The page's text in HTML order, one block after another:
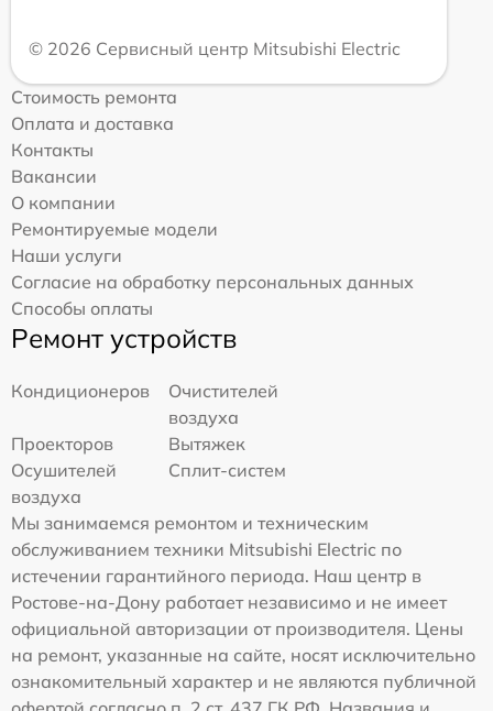
© 2026 Сервисный центр Mitsubishi Electric
Стоимость ремонта
Оплата и доставка
Контакты
Вакансии
О компании
Ремонтируемые модели
Наши услуги
Согласие на обработку персональных данных
Способы оплаты
Ремонт устройств
Кондиционеров
Очистителей
воздуха
Проекторов
Вытяжек
Осушителей
воздуха
Сплит-систем
Мы занимаемся ремонтом и техническим
обслуживанием техники Mitsubishi Electric по
истечении гарантийного периода. Наш центр в
Ростове-на-Дону работает независимо и не имеет
официальной авторизации от производителя. Цены
на ремонт, указанные на сайте, носят исключительно
ознакомительный характер и не являются публичной